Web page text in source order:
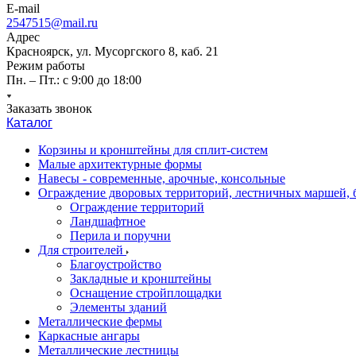
E-mail
2547515@mail.ru
Адрес
Красноярск, ул. Мусоргского 8, каб. 21
Режим работы
Пн. – Пт.: с 9:00 до 18:00
Заказать звонок
Каталог
Корзины и кронштейны для сплит-систем
Малые архитектурные формы
Навесы - современные, арочные, консольные
Ограждение дворовых территорий, лестничных маршей,
Ограждение территорий
Ландшафтное
Перила и поручни
Для строителей
Благоустройство
Закладные и кронштейны
Оснащение стройплощадки
Элементы зданий
Металлические фермы
Каркасные ангары
Металлические лестницы